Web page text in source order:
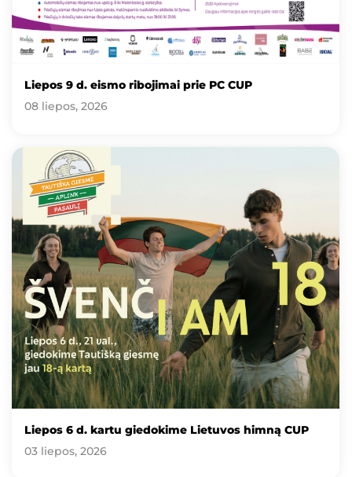
Liepos 9 d. eismo ribojimai prie PC CUP
08 liepos, 2026
Liepos 6 d. kartu giedokime Lietuvos himną CUP
03 liepos, 2026